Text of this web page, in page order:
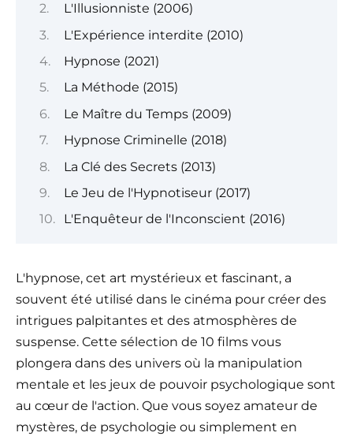
L'Illusionniste (2006)
L'Expérience interdite (2010)
Hypnose (2021)
La Méthode (2015)
Le Maître du Temps (2009)
Hypnose Criminelle (2018)
La Clé des Secrets (2013)
Le Jeu de l'Hypnotiseur (2017)
L'Enquêteur de l'Inconscient (2016)
L'hypnose, cet art mystérieux et fascinant, a
souvent été utilisé dans le cinéma pour créer des
intrigues palpitantes et des atmosphères de
suspense. Cette sélection de 10 films vous
plongera dans des univers où la manipulation
mentale et les jeux de pouvoir psychologique sont
au cœur de l'action. Que vous soyez amateur de
mystères, de psychologie ou simplement en